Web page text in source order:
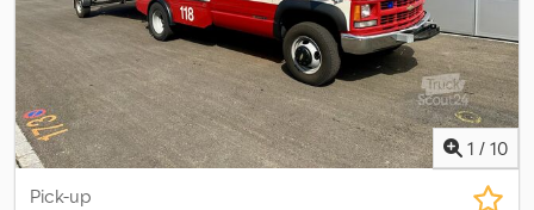
1 / 10
Pick-up